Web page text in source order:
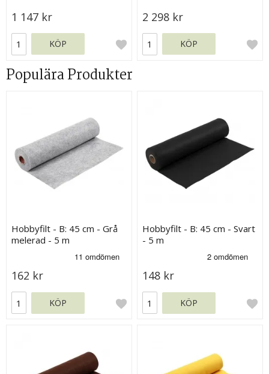
1 147 kr
KÖP
2 298 kr
KÖP
Populära Produkter
Hobbyfilt - B: 45 cm - Grå
melerad - 5 m
162 kr
KÖP
Hobbyfilt - B: 45 cm - Svart
- 5 m
148 kr
KÖP